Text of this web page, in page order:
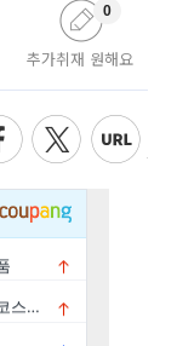
추가취재 원해요
0